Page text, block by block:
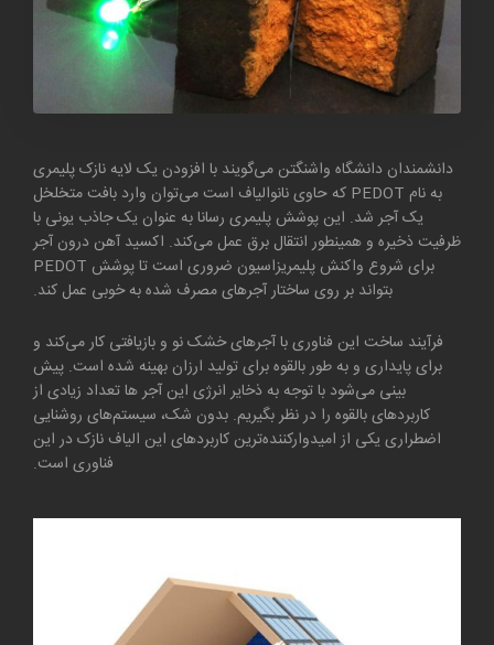
دانشمندان دانشگاه واشنگتن می‌گویند با افزودن یک لایه نازک پلیمری
به نام PEDOT که حاوی نانوالیاف است می‌توان وارد بافت متخلخل
یک آجر شد. این پوشش پلیمری رسانا به عنوان یک جاذب یونی با
ظرفیت ذخیره و همینطور انتقال برق عمل می‌کند. اکسید آهن درون آجر
برای شروع واکنش پلیمریزاسیون ضروری است تا پوشش PEDOT
بتواند بر روی ساختار آجر‌های مصرف شده به خوبی عمل کند.
فرآیند ساخت این فناوری با آجر‌های خشک نو و بازیافتی کار می‌کند و
برای پایداری و به طور بالقوه برای تولید ارزان بهینه شده است. پیش
بینی می‌شود با توجه به ذخایر انرژی این آجر ها تعداد زیادی از
کاربرد‌های بالقوه را در نظر بگیریم. بدون شک، سیستم‌های روشنایی
اضطراری یکی از امیدوارکننده‌ترین کاربرد‌های این الیاف نازک در این
فناوری است.